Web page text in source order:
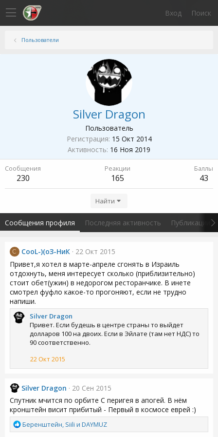
Вход Поиск
Пользователи
Silver Dragon
Пользователь
Регистрация 15 Окт 2014
Активность 16 Ноя 2019
Сообщения
230
Реакции
165
Баллы
43
Найти
Сообщения профиля Последняя активность Публикации
С СooL-)(oЗ-НиК
22 Окт 2015
Привет,я хотел в марте-апреле сгонять в Израиль
отдохнуть, меня интересует сколько (приблизительно)
стоит обет(ужин) в недорогом ресторанчике. В инете
смотрел фуфло какое-то прогоняют, если не трудно
напиши.
Silver Dragon
Привет. Если будешь в центре страны то выйдет
долларов 100 на двоих. Если в Эйлате (там нет НДС) то
90 соответственно.
22 Окт 2015
Silver Dragon
20 Сен 2015
Спутник мчится по орбите С перигея в апогей. В нём
кронштейн висит прибитый - Первый в космосе еврей :)
Р
е
Бeренштейн, Siili и DAYMUZ